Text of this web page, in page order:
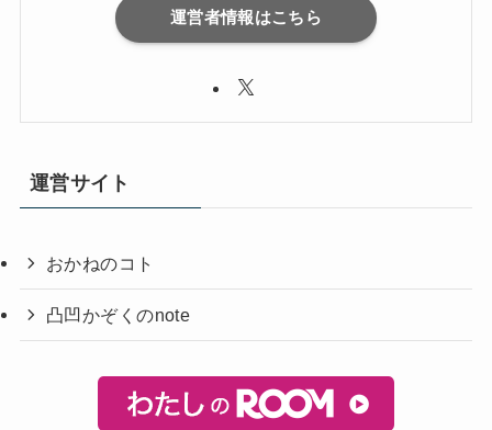
運営者情報はこちら
運営サイト
おかねのコト
凸凹かぞくのnote